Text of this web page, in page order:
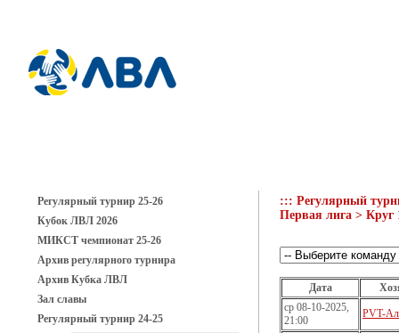
Регулярный турнир 25-26
Кубок ЛВЛ 2026
МИКСТ чемпионат 25-26
Архив регулярного турнира
Архив Кубка ЛВЛ
Зал славы
Регулярный турнир 24-25
::: Регулярный
Первая лига > Круг
Дата
ср 08-10-2025,
21:00
PVT-